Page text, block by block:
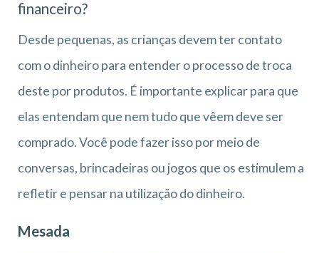
financeiro?
Desde pequenas, as crianças devem ter contato
com o dinheiro para entender o processo de troca
deste por produtos. É importante explicar para que
elas entendam que nem tudo que vêem deve ser
comprado. Você pode fazer isso por meio de
conversas, brincadeiras ou jogos que os estimulem a
refletir e pensar na utilização do dinheiro.
Mesada